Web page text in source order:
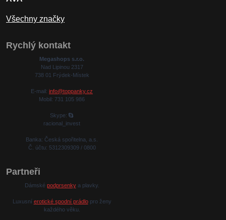
Všechny značky
Rychlý kontakt
Megashops s.r.o.
Nad Lipinou 2317
738 01 Frýdek-Místek
E-mail: info@toppanky.cz
Mobil: 731 105 986
Skype:
racional_invest
Banka: Česká spořitelna, a.s.
Č. účtu: 5312309309 / 0800
Partneři
Dámské podprsenkya plavky.
Luxusní erotické spodní prádlopro ženy
každého věku.